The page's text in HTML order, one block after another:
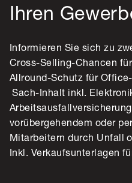
Ihren
Informieren Sie sich zu
Cross-Selling-Chancen
Allround-Schutz für
Sach-Inhalt inkl.
vorübergehendem oder
Mitarbeitern durch Unfall
Inkl. Verkaufsunterlagen